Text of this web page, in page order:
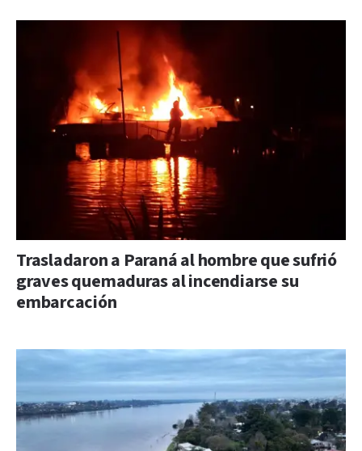
Trasladaron a Paraná al hombre que sufrió
graves quemaduras al incendiarse su
embarcación